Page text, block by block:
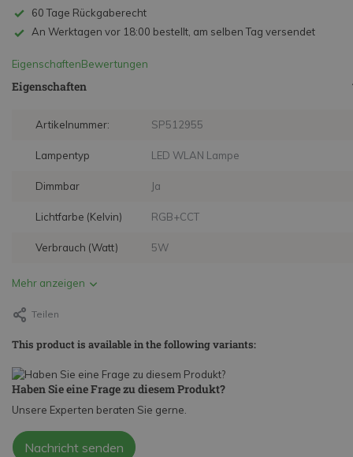
60 Tage Rückgaberecht
An Werktagen vor 18:00 bestellt, am selben Tag versendet
EigenschaftenBewertungen
Eigenschaften
Artikelnummer: SP512955
Lampentyp LED WLAN Lampe
Dimmbar Ja
Lichtfarbe (Kelvin) RGB+CCT
Verbrauch (Watt) 5W
Mehr anzeigen
Teilen
This product is available in the following variants:
Haben Sie eine Frage zu diesem Produkt?
Unsere Experten beraten Sie gerne.
Nachricht senden